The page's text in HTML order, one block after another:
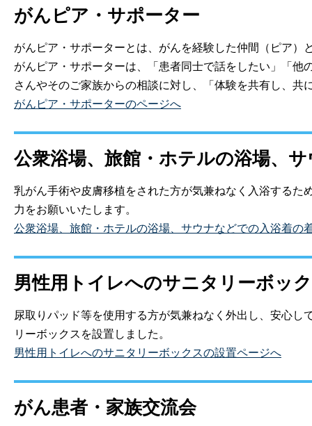
がんピア・サポーター
がんピア・サポーターとは、がんを経験した仲間（ピア
がんピア・サポーターは、「患者同士で話をしたい」「
さんやそのご家族からの相談に対し、「体験を共有し、共
がんピア・サポーターのページへ
公衆浴場、旅館・ホテルの浴場、
乳がん手術や皮膚移植をされた方が気兼ねなく入浴する
力をお願いいたします。
公衆浴場、旅館・ホテルの浴場、サウナなどでの入浴着の
男性用トイレへのサニタリーボッ
尿取りパッド等を使用する方が気兼ねなく外出し、安心
リーボックスを設置しました。
男性用トイレへのサニタリーボックスの設置ページへ
がん患者・家族交流会